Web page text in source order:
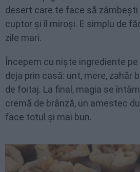
desert care te face să zâmbești
cuptor și îl miroși. E simplu de
zile mari.
Începem cu niște ingrediente pe
deja prin casă: unt, mere, zahăr
de foitaj. La final, magia se
cremă de brânză, un amestec
face totul și mai bun.